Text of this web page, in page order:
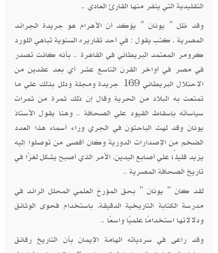
التقليدية التي ينفر منها القارئ العادي ..
وقد ظل " يونان " يؤكد أن الأهرام هو جريدة الجرائد
المصرية , كتب يقول : في أحد تقاريره السنوية تباهي اللورد
كرومر المعتمد البريطاني في القاهرة .. بأنه كانت تصدر
في مصر في أواخر القرن التاسع عشر أي بعد عقدين من
الاحتلال البريطاني 169 جريدة ومجلة ودلل بذلك علي ما
تمتعت به البلاد من الحرية وقال إن ذلك ثمرة من ثمرات
سياساته بإسقاط القيود علي الصحافة .. وهنا يقول الأستاذ
يونان وقد لهث الباحثون في الجري وراء أسماء هذا العدد
الضخم من الإصدارات الدورية وكان أقصى من توصلوا إليه
يزيد قليلًا علي أصابع اليدين، الأمر الذي أصبح يشكل لغزًا في
تاريخ الصحافة المصرية ..
لقد كان " يونان " بحق المؤرخ العلمي المحلل الرائد في
مدرسة الكتابة التاريخية الدقيقة، باستخدام فحوى الوثائق
ودلالاتها استخدامًا علميًا واسعًا ..
وقد راعى في سردياته الهامة الإيمان بأن التاريخ رقائق